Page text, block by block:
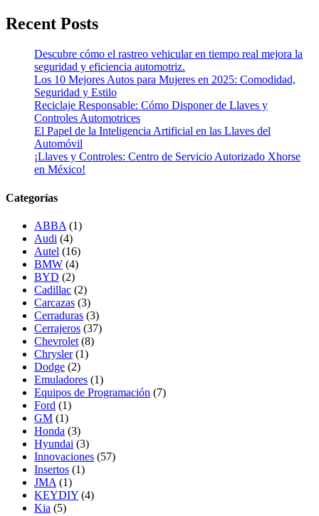
Recent Posts
Descubre cómo el rastreo vehicular en tiempo real mejora la
seguridad y eficiencia automotriz.
Los 10 Mejores Autos para Mujeres en 2025: Comodidad,
Seguridad y Estilo
Reciclaje Responsable: Cómo Disponer de Llaves y
Controles Automotrices
El Papel de la Inteligencia Artificial en las Llaves del
Automóvil
¡Llaves y Controles: Centro de Servicio Autorizado Xhorse
en México!
Categorías
ABBA (1)
Audi (4)
Autel (16)
BMW (4)
BYD (2)
Cadillac (2)
Carcazas (3)
Cerraduras (3)
Cerrajeros (37)
Chevrolet (8)
Chrysler (1)
Dodge (2)
Emuladores (1)
Equipos de Programación (7)
Ford (1)
GM (1)
Honda (3)
Hyundai (3)
Innovaciones (57)
Insertos (1)
JMA (1)
KEYDIY (4)
Kia (5)